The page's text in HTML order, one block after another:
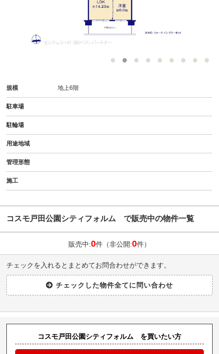
規模 地上6階
駐車場
駐輪場
用途地域
管理形態
施工
コスモ戸田公園シティフォルム で販売中の物件一覧
販売中:0件（非公開:0件）
チェックを入れるとまとめてお問合わせができます。
コスモ戸田公園シティフォルム を買いたい方